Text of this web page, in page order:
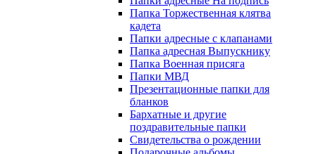
Папка Торжественная клятва
кадета
Папки адресные с клапанами
Папка адресная Выпускнику
Папка Военная присяга
Папки МВД
Презентационные папки для
бланков
Бархатные и другие
поздравительные папки
Свидетельства о рождении